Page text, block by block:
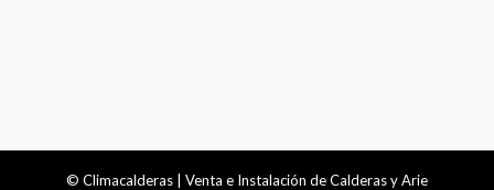
© Climacalderas | Venta e Instalación de Calderas y Arie